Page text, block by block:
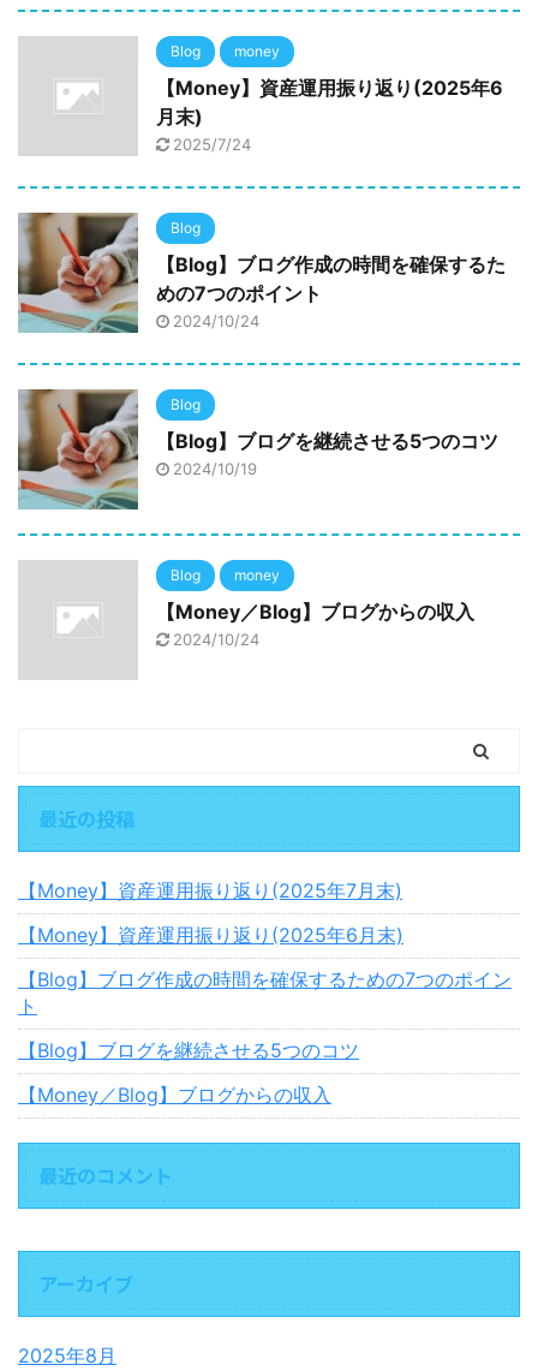
Blog money
【Money】資産運用振り返り(2025年6
月末)
2025/7/24
Blog
【Blog】ブログ作成の時間を確保するた
めの7つのポイント
2024/10/24
Blog
【Blog】ブログを継続させる5つのコツ
2024/10/19
Blog money
【Money／Blog】ブログからの収入
2024/10/24
最近の投稿
【Money】資産運用振り返り(2025年7月末)
【Money】資産運用振り返り(2025年6月末)
【Blog】ブログ作成の時間を確保するための7つのポイン
ト
【Blog】ブログを継続させる5つのコツ
【Money／Blog】ブログからの収入
最近のコメント
アーカイブ
2025年8月